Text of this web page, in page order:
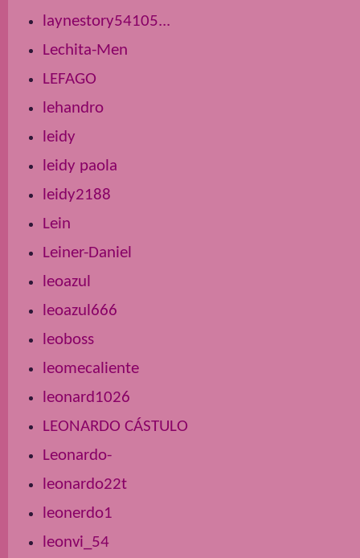
laynestory54105...
Lechita-Men
LEFAGO
lehandro
leidy
leidy paola
leidy2188
Lein
Leiner-Daniel
leoazul
leoazul666
leoboss
leomecaliente
leonard1026
LEONARDO CÁSTULO
Leonardo-
leonardo22t
leonerdo1
leonvi_54